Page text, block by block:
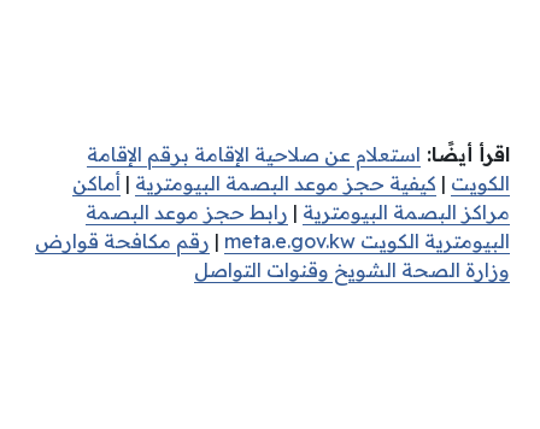
اقرأ أيضًا: استعلام عن صلاحية الإقامة برقم الإقامة
الكويت | كيفية حجز موعد البصمة البيومترية | أماكن
مراكز البصمة البيومترية | رابط حجز موعد البصمة
البيومترية الكويت meta.e.gov.kw
| رقم مكافحة قوارض
وزارة الصحة الشويخ وقنوات التواصل